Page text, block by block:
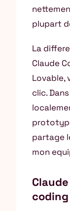
plupart
La
Claude
Lovable,
clic.
partage
mon